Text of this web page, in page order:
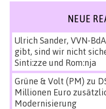
NEUE
Ulrich Sander, VVN-BdA
gibt, sind wir nicht
Sinti:zze und Rom:nja
Grüne & Volt (PM) zu
Millionen Euro
Modernisierung